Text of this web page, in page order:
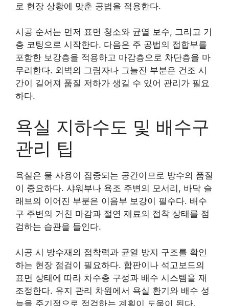
로 현장 상황에 맞춘 공법을 적용한다.
시공 순서는 먼저 표면 청소와 균열 보수, 그리고 기
층 코팅으로 시작한다. 다음은 주 공법의 접합부를
포함한 보강층을 적용하고 마감층으로 차단층을 마
무리한다. 외벽의 그림자나 그늘진 부분은 건조 시
간이 길어져 품질 저하가 생길 수 있어 관리가 필요
하다.
욕실 지하수도 및 배수구
관리 팁
욕실은 물 사용이 집중되는 공간이므로 방수의 품질
이 중요하다. 샤워부나 욕조 주변의 모서리, 바닥 슬
래브의 이어진 부분은 이음부 보강이 필수다. 배수
구 주변의 거친 마감과 절연 재료의 접착 상태를 점
검하는 습관을 들인다.
시공 시 방수재의 접착력과 균열 방지 구조를 확인
하는 현장 점검이 필요하다. 합판이나 석고보드의
표면 상태에 따라 차수층 구성과 배수 시스템을 재
조정한다. 유지 관리 차원에서 욕실 환기와 배수 성
능을 주기적으로 점검하는 계획이 도움이 된다.